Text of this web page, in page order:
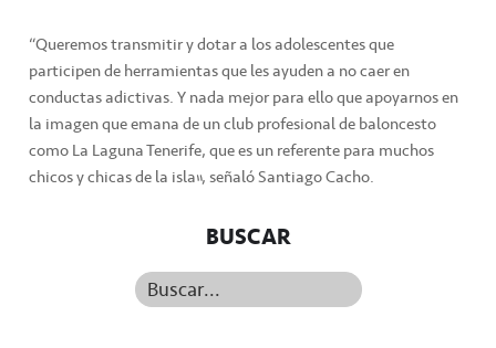
“Queremos transmitir y dotar a los adolescentes que
participen de herramientas que les ayuden a no caer en
conductas adictivas. Y nada mejor para ello que apoyarnos en
la imagen que emana de un club profesional de baloncesto
como La Laguna Tenerife, que es un referente para muchos
chicos y chicas de la isla”, señaló Santiago Cacho.
BUSCAR
Buscar...